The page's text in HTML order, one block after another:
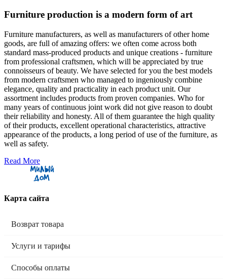
Furniture production is a modern form of art
Furniture manufacturers, as well as manufacturers of other home
goods, are full of amazing offers: we often come across both
standard mass-produced products and unique creations - furniture
from professional craftsmen, which will be appreciated by true
connoisseurs of beauty. We have selected for you the best models
from modern craftsmen who managed to ingeniously combine
elegance, quality and practicality in each product unit. Our
assortment includes products from proven companies. Who for
many years of continuous joint work did not give reason to doubt
their reliability and honesty. All of them guarantee the high quality
of their products, excellent operational characteristics, attractive
appearance of the products, a long period of use of the furniture, as
well as safety.
Read More
Карта сайта
Возврат товара
Услуги и тарифы
Способы оплаты